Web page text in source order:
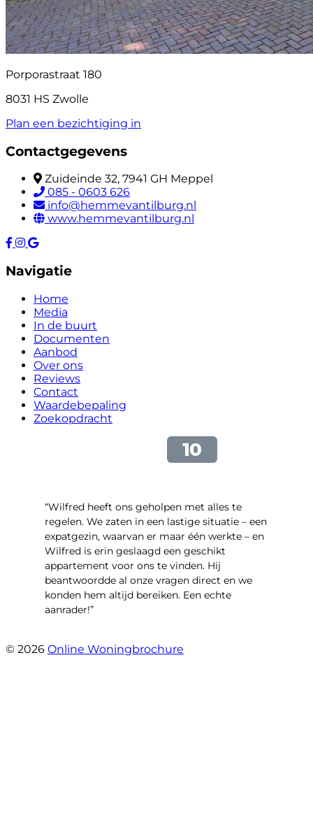
Porporastraat 180
8031 HS Zwolle
Plan een bezichtiging in
Contactgegevens
Zuideinde 32, 7941 GH Meppel
085 - 0603 626
info@hemmevantilburg.nl
www.hemmevantilburg.nl
Navigatie
Home
Media
In de buurt
Documenten
Aanbod
Over ons
Reviews
Contact
Waardebepaling
Zoekopdracht
“Wilfred heeft ons geholpen met alles te
regelen. We zaten in een lastige situatie – een
expatgezin, waarvan er maar één werkte – en
Wilfred is erin geslaagd een geschikt
appartement voor ons te vinden. Hij
beantwoordde al onze vragen direct en we
konden hem altijd bereiken. Een echte
aanrader!”
© 2026 Online Woningbrochure